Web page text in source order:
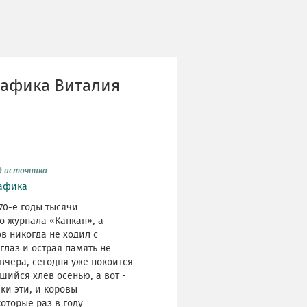
Виталия
источника
е годы тысячи
журнала «Капкан», а
никогда не ходил с
и острая память не
сегодня уже покоится
хлев осенью, а вот -
эти, и коровы
раз в году